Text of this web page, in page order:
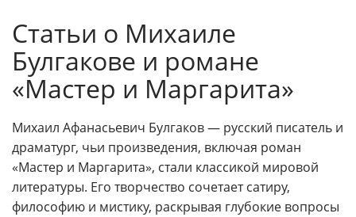
с
к
у
с
и
п
о
М
о
Индивидуальные
Статьи о Михаиле
Булгакове и романе
«Мастер и Маргарита»
Михаил Афанасьевич Булгаков — русский писатель и
драматург, чьи произведения, включая роман
«Мастер и Маргарита», стали классикой мировой
литературы. Его творчество сочетает сатиру,
философию и мистику, раскрывая глубокие вопросы